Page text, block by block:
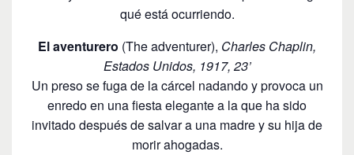
qué está ocurriendo.
El aventurero (The adventurer), Charles Chaplin,
Estados Unidos, 1917, 23’
Un preso se fuga de la cárcel nadando y provoca un
enredo en una fiesta elegante a la que ha sido
invitado después de salvar a una madre y su hija de
morir ahogadas.